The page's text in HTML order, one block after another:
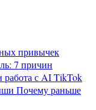
привычек
7 причин
работа с AITikTok
Почему раньше